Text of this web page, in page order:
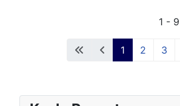
1 -
1 2 3